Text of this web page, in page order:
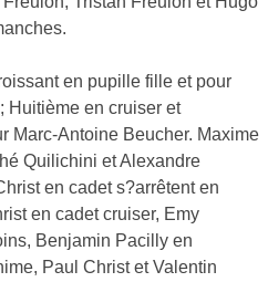
en pupille fille et pour
Huitième en cruiser et
Marc-Antoine Beucher. Maxime
Quilichini et Alexandre
en cadet s?arrêtent en
en cadet cruiser, Emy
Benjamin Pacilly en
Paul Christ et Valentin